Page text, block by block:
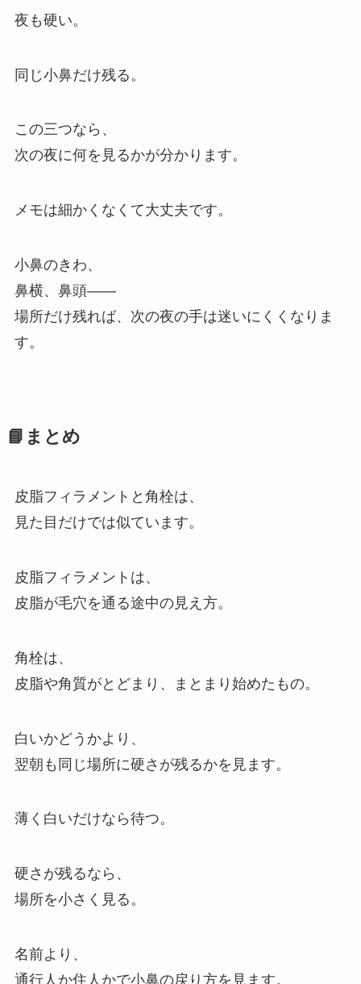
夜も硬い。
同じ小鼻だけ残る。
この三つなら、
次の夜に何を見るかが分かります。
メモは細かくなくて大丈夫です。
小鼻のきわ、
鼻横、鼻頭——
場所だけ残れば、次の夜の手は迷いにくくなりま
す。
📘まとめ
皮脂フィラメントと角栓は、
見た目だけでは似ています。
皮脂フィラメントは、
皮脂が毛穴を通る途中の見え方。
角栓は、
皮脂や角質がとどまり、まとまり始めたもの。
白いかどうかより、
翌朝も同じ場所に硬さが残るかを見ます。
薄く白いだけなら待つ。
硬さが残るなら、
場所を小さく見る。
名前より、
通行人か住人かで小鼻の戻り方を見ます。